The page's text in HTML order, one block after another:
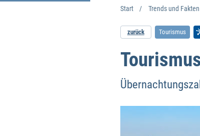
Start Trends und
zurück Tourismus